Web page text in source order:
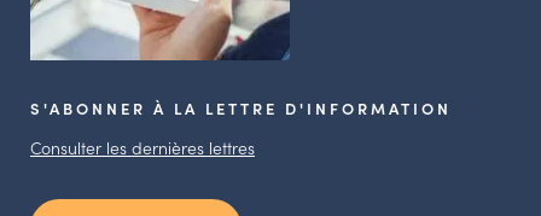
S'ABONNER À LA LETTRE D'INFORMATION
Consulter les dernières lettres